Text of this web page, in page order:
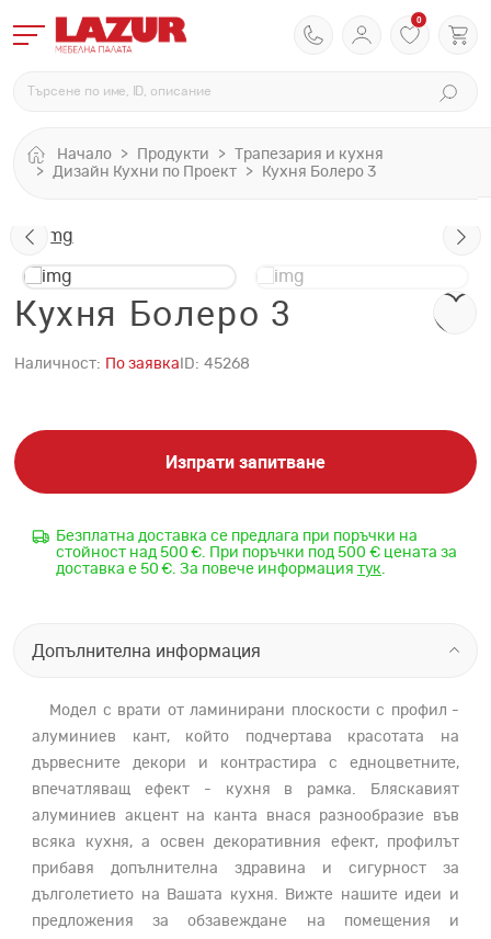
0
Начало Продукти
Трапезария и кухня
Дизайн Кухни по Проект
Кухня Болеро 3
Кухня Болеро 3
Наличност: По заявка ID: 45268
Изпрати запитване
Безплатна доставка се предлага при поръчки на
стойност над 500 €. При поръчки под 500 € цената за
доставка е 50 €. За повече информация тук.
Допълнителна информация
Модел с врати от ламинирани плоскости с профил -
алуминиев кант, който подчертава красотата на
дървесните декори и контрастира с едноцветните,
впечатляващ ефект - кухня в рамка. Бляскавият
алуминиев акцент на канта внася разнообразие във
всяка кухня, а освен декоративния ефект, профилът
прибавя допълнителна здравина и сигурност за
дълголетието на Вашата кухня. Вижте нашите идеи и
предложения за обзавеждане на помещения и